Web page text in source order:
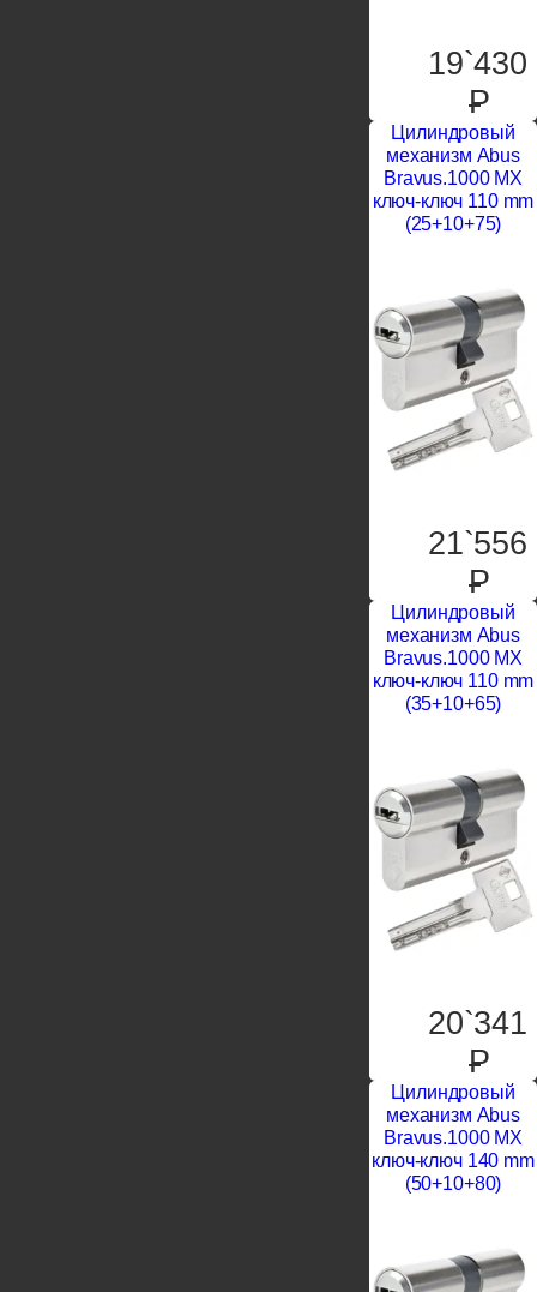
19`430
P
Цилиндровый
механизм Abus
Bravus.1000 MX
ключ-ключ 110 mm
(25+10+75)
21`556
P
Цилиндровый
механизм Abus
Bravus.1000 MX
ключ-ключ 110 mm
(35+10+65)
20`341
P
Цилиндровый
механизм Abus
Bravus.1000 MX
ключ-ключ 140 mm
(50+10+80)